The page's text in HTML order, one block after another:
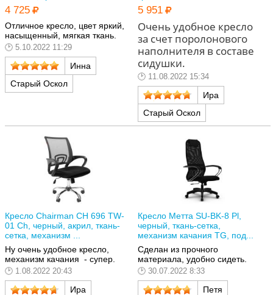
4 725
Отличное кресло, цвет яркий,
насыщенный, мягкая ткань.
5.10.2022 11:29
Инна
Старый Оскол
5 951
Очень удобное кресло
за счет поролонового
наполнителя в составе
сидушки.
11.08.2022 15:34
Ира
Старый Оскол
Кресло Chairman CH 696 TW-
01 Ch, черный, акрил, ткань-
сетка, механизм ...
Ну очень удобное кресло,
механизм качания - супер.
1.08.2022 20:43
Ира
Кресло Метта SU-BK-8 Pl,
черный, ткань-сетка,
механизм качания TG, под...
Сделан из прочного
материала, удобно сидеть.
30.07.2022 8:33
Петя